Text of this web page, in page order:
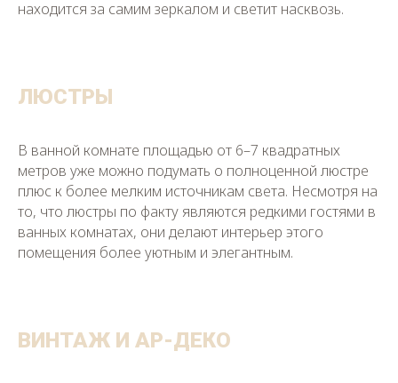
находится за самим зеркалом и светит насквозь.
ЛЮСТРЫ
В ванной комнате площадью от 6–7 квадратных
метров уже можно подумать о полноценной люстре
плюс к более мелким источникам света. Несмотря на
то, что люстры по факту являются редкими гостями в
ванных комнатах, они делают интерьер этого
помещения более уютным и элегантным.
ВИНТАЖ И АР-ДЕКО